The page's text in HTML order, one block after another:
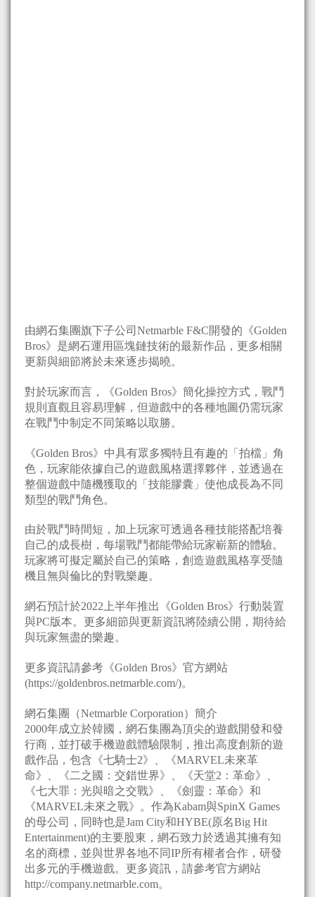
由網石集團旗下子公司Netmarble F&C開發的《Golden
Bros》是網石運用區塊鏈技術的最新作品，更多相關
更新與細節將於未來逐步揭曉。
對於玩家而言，《Golden Bros》簡化操控方式，戰鬥
規則直觀且容易理解，但遊戲中的各種地圖仍需玩家
在戰鬥中制定不同策略以取勝。
《Golden Bros》中具有眾多獨特且有趣的「拍檔」角
色，玩家能依據自己的遊戲風格選擇夥伴，並透過在
整個遊戲中隨機獲取的「技能膠囊」使他成長為不同
類型的戰鬥角色。
由於戰鬥時間短，加上玩家可透過各種技能搭配培養
自己的成長樹，每場戰鬥都能帶給玩家嶄新的體驗。
玩家將可擬定屬於自己的策略，創造遊戲風格享受隨
機且無與倫比的對戰樂趣。
網石預計於2022上半年推出《Golden Bros》行動裝置
與PC版本。更多細節與更新資訊將陸續公開，期待給
與玩家無盡的樂趣。
更多資訊請參考《Golden Bros》官方網站
(https://goldenbros.netmarble.com/)。
網石集團（Netmarble Corporation）簡介
2000年成立於韓國，網石集團為頂尖的遊戲開發和發
行商，並打破手機遊戲體驗限制，推出高度創新的遊
戲作品，包含《七騎士2》、《MARVEL未來革
命》、《二之國：交錯世界》、《天堂2：革命》、
《七大罪：光與暗之交戰》、《劍靈：革命》和
《MARVEL未來之戰》。作為Kabam與SpinX Games
的母公司，同時也是Jam City和HYBE(原名Big Hit
Entertainment)的主要股東，網石致力於透過其擁有知
名的商標，並與世界各地不同IP所有權者合作，研發
出多元的手機遊戲。更多資訊，請參考官方網站
http://company.netmarble.com。